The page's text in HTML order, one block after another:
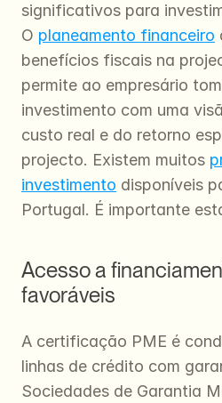
significativos para
O planeamento financeiro
benefícios fiscais na
permite ao empresário
investimento com uma
custo real e do retorno
projecto. Existem muitos
investimento disponíveis
Portugal. É importante
Acesso a
favoráveis
A certificação PME é
linhas de crédito com
Sociedades de Garantia